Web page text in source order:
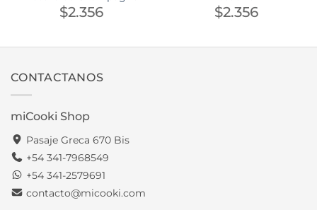
$2.356 $2.356
CONTACTANOS
miCooki Shop
Pasaje Greca 670 Bis
+54 341-7968549
+54 341-2579691
contacto@micooki.com